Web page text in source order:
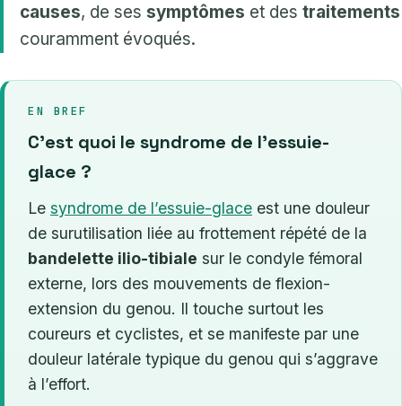
causes, de ses symptômes et des traitements
couramment évoqués.
EN BREF
C’est quoi le syndrome de l’essuie-
glace ?
Le syndrome de l’essuie-glace est une douleur
de surutilisation liée au frottement répété de la
bandelette ilio-tibiale sur le condyle fémoral
externe, lors des mouvements de flexion-
extension du genou. Il touche surtout les
coureurs et cyclistes, et se manifeste par une
douleur latérale typique du genou qui s’aggrave
à l’effort.